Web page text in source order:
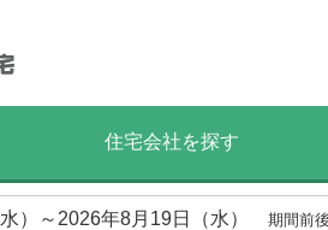
住宅会社を探す
）～2026年8月19日（水） 期間前